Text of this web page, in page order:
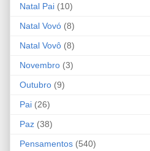
Natal Pai (10)
Natal Vovó (8)
Natal Vovô (8)
Novembro (3)
Outubro (9)
Pai (26)
Paz (38)
Pensamentos (540)